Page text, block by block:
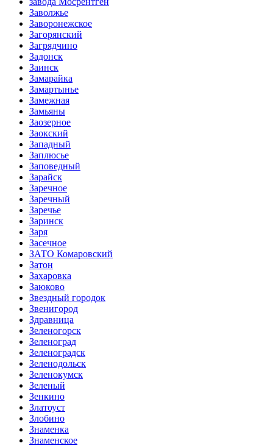
Заволжье
Заворонежское
Загорянский
Загрядчино
Задонск
Заинск
Замарайка
Замартынье
Замежная
Замьяны
Заозерное
Заокский
Западный
Заплюсье
Заповедный
Зарайск
Заречное
Заречный
Заречье
Заринск
Заря
Засечное
ЗАТО Комаровский
Затон
Захаровка
Заюково
Звездный городок
Звенигород
Здравница
Зеленогорск
Зеленоград
Зеленоградск
Зеленодольск
Зеленокумск
Зеленый
Зенкино
Златоуст
Злобино
Знаменка
Знаменское